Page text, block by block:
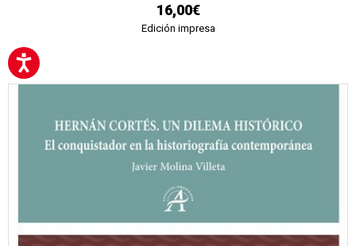
16,00€
Edición impresa